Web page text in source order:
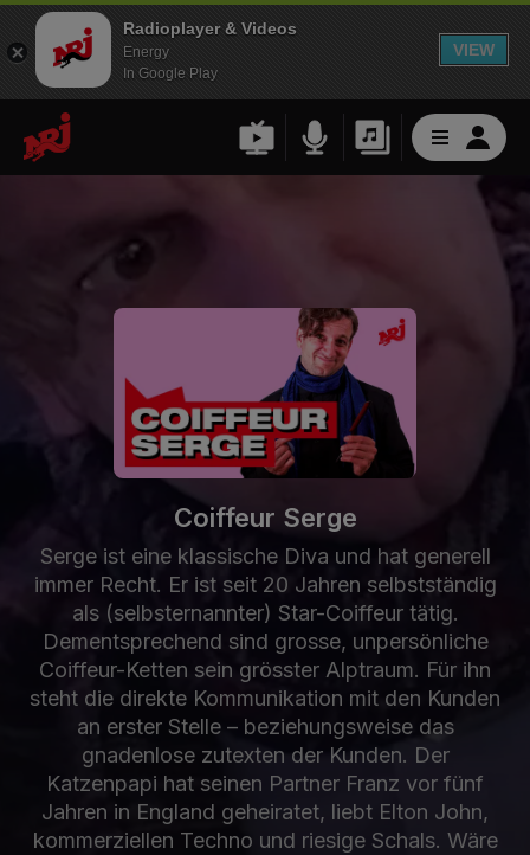
Radioplayer & Videos
Energy
In Google Play
VIEW
Coiffeur Serge
Serge ist eine klassische Diva und hat generell
immer Recht. Er ist seit 20 Jahren selbstständig
als (selbsternannter) Star-Coiffeur tätig.
Dementsprechend sind grosse, unpersönliche
Coiffeur-Ketten sein grösster Alptraum. Für ihn
steht die direkte Kommunikation mit den Kunden
an erster Stelle – beziehungsweise das
gnadenlose zutexten der Kunden. Der
Katzenpapi hat seinen Partner Franz vor fünf
Jahren in England geheiratet, liebt Elton John,
kommerziellen Techno und riesige Schals. Wäre